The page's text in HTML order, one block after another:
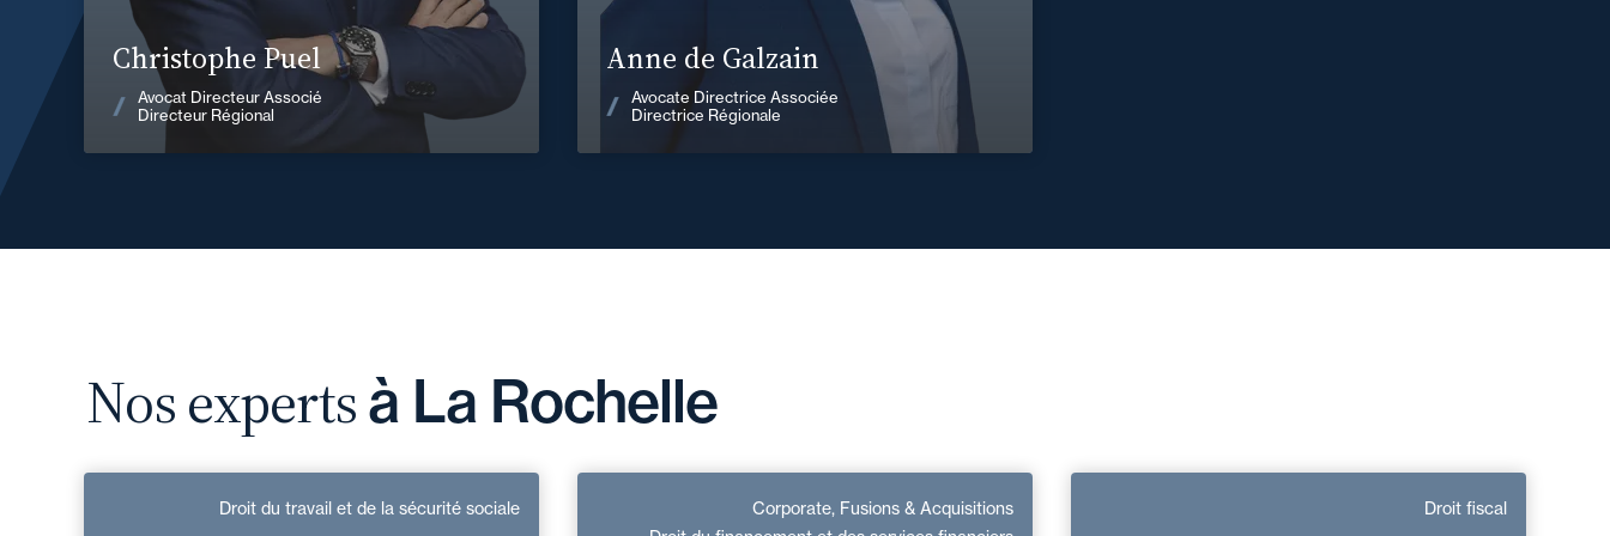
Christophe Puel
Avocat Directeur Associé
Directeur Régional
En savoir plus
Voir les actualités
Anne de Galzain
Avocate Directrice Associée
Directrice Régionale
En savoir plus
Voir les actualités
Nos expertsà La Rochelle
Droit du travail et de la sécurité sociale
Marie Laffitte
Corporate, Fusions & Acquisitions
Élise Houlbert Droit fiscal
Maxime Mornet